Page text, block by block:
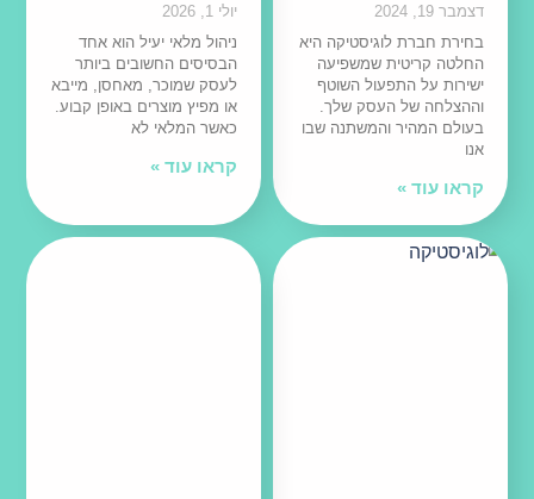
דצמבר 19, 2024
בחירת חברת לוגיסטיקה היא
החלטה קריטית שמשפיעה
ישירות על התפעול השוטף
וההצלחה של העסק שלך.
בעולם המהיר והמשתנה שבו
אנו
קראו עוד »
יולי 1, 2026
ניהול מלאי יעיל הוא אחד
הבסיסים החשובים ביותר
לעסק שמוכר, מאחסן, מייבא
או מפיץ מוצרים באופן קבוע.
כאשר המלאי לא
קראו עוד »